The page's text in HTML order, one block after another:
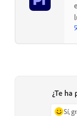
¿Te ha
Sí,